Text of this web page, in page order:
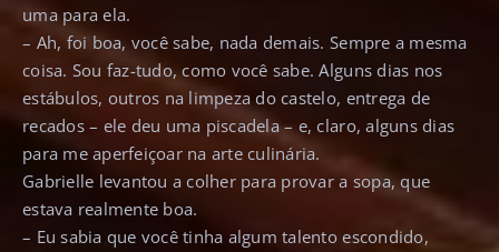
uma para ela.
– Ah, foi boa, você sabe, nada demais. Sempre a mesma
coisa. Sou faz-tudo, como você sabe. Alguns dias nos
estábulos, outros na limpeza do castelo, entrega de
recados – ele deu uma piscadela – e, claro, alguns dias
para me aperfeiçoar na arte culinária.
Gabrielle levantou a colher para provar a sopa, que
estava realmente boa.
– Eu sabia que você tinha algum talento escondido,